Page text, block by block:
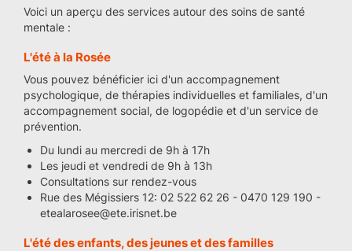
Voici un aperçu des services autour des soins de santé
mentale :
L'été à la Rosée
Vous pouvez bénéficier ici d'un accompagnement
psychologique, de thérapies individuelles et familiales, d'un
accompagnement social, de logopédie et d'un service de
prévention.
Du lundi au mercredi de 9h à 17h
Les jeudi et vendredi de 9h à 13h
Consultations sur rendez-vous
Rue des Mégissiers 12: 02 522 62 26 - 0470 129 190 -
etealarosee@ete.irisnet.be
L'été des enfants, des jeunes et des familles